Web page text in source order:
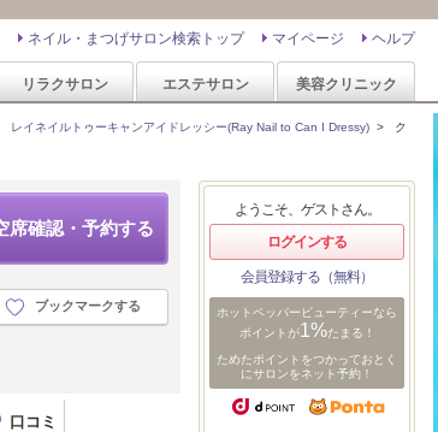
ヘルプ
マイページ
ネイル・まつげサロン検索トップ
リラクサロン エステサロン 美容クリニック
レイネイルトゥーキャンアイドレッシー(Ray Nail to Can I Dressy) > ク
席確認・予約する
ブックマークする
口コミ
ようこそ、ゲストさん。
ログインする
会員登録する（無料）
ホットペッパービューティーなら
ポイントが1%たまる！
ためたポイントをつかっておとく
にサロンをネット予約！